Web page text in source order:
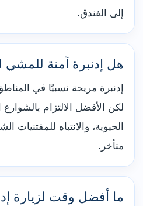
إلى الفندق.
هل إدنبرة آمنة للمشي
إدنبرة مريحة نسبيًا في
لكن الأفضل الالتزام
الحيوية، والانتباه
متأخر.
ما أفضل وقت لزيارة